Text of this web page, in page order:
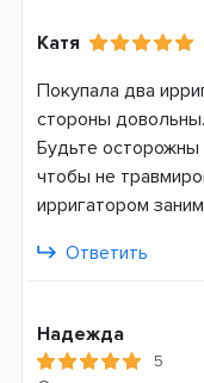
Китай
Гарантия
24 месяца
Катя
Покупала два
стороны
Будьте осторожны
чтобы не
ирригатором
Ответить
Надежда
5